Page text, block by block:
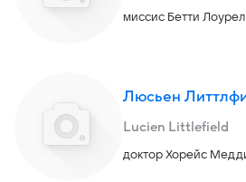
миссис Бетти Лоурел
Люсьен
Lucien Littlefield
доктор Хорейс